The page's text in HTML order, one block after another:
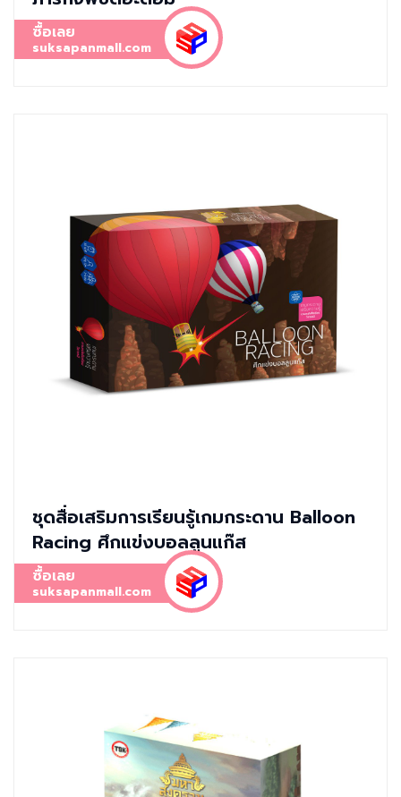
ซื้อเลย
suksapanmall.com
ชุดสื่อเสริมการเรียนรู้เกมกระดาน Balloon
Racing ศึกแข่งบอลลูนแก๊ส
ซื้อเลย
suksapanmall.com